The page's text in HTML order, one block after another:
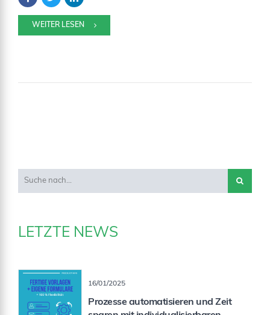
WEITER LESEN
LETZTE NEWS
16/01/2025
Prozesse automatisieren und Zeit